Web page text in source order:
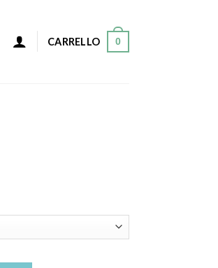
CARRELLO 0